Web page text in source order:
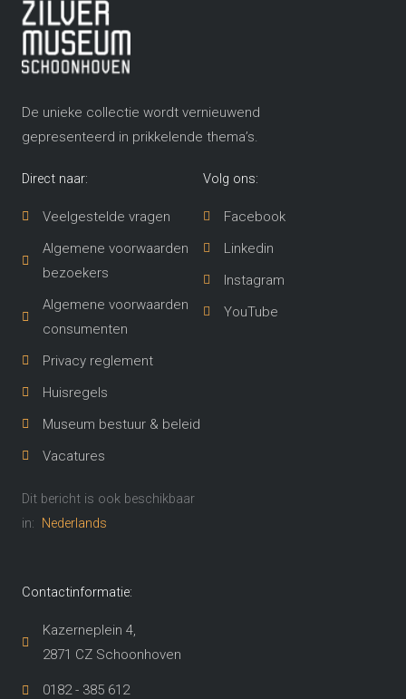
De unieke collectie wordt vernieuwend
gepresenteerd in prikkelende thema’s​.
Direct naar:
Veelgestelde vragen
Algemene voorwaarden
bezoekers
Algemene voorwaarden
consumenten
Privacy reglement
Huisregels
Museum bestuur & beleid
Vacatures
Dit bericht is ook beschikbaar
in: Nederlands
Volg ons:
Facebook
Linkedin
Instagram
YouTube
Contactinformatie:
Kazerneplein 4,
2871 CZ Schoonhoven​
0182 - 385 612